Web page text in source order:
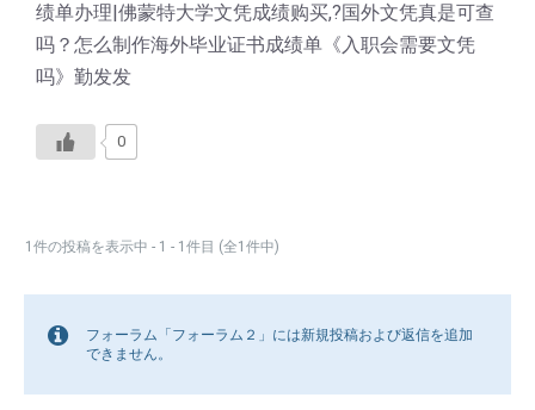
绩单办理|佛蒙特大学文凭成绩购买,?国外文凭真是可查
吗？怎么制作海外毕业证书成绩单《入职会需要文凭
吗》勤发发
0
1件の投稿を表示中 - 1 - 1件目 (全1件中)
フォーラム「フォーラム２」には新規投稿および返信を追加
できません。